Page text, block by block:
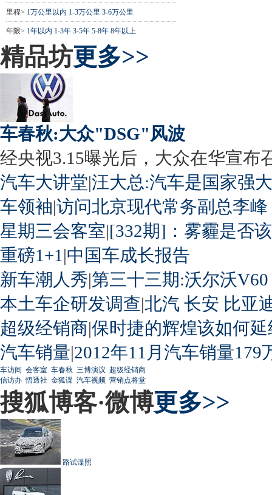
里程> 1万公里以内 1-3万公里 3-6万公里
年限> 1年以内 1-3年 3-5年 5-8年 8年以上
精品坊更多>>
车春秋:大众"DSG"风波
经央视3.15曝光后，大众在华宣布
汽车大讲堂|汪大总:汽车是国家强
车领袖|访问北京现代常务副总李峰
星期三会客室|[332期]：雾霾是否
重磅1+1 |中国车成长报告
新车潮人秀|第三十三期:沃尔沃
本土车企研发调查|北汽 长安 比亚
超级经销商|保时捷的辉煌该如何延
汽车销量|2012年11月汽车销量179
车访间 会客室 车春秋 三博演议 超级经销商
信访办 悟透社 金狐谍 汽车视频 营销点将堂
搜狐博客·微博更多>>
路试谍照